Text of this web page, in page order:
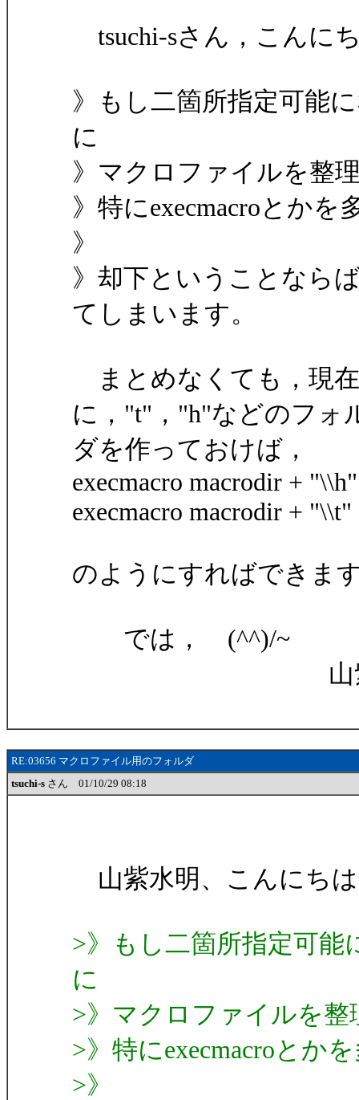
tsuchi-sさん，こんに
》もし二箇所指定可能
に
》マクロファイルを整
》特にexecmacroとか
》
》却下ということなら
てしまいます。
まとめなくても，現
に，"t"，"h"などのフォ
ダを作っておけば，
execmacro macrodir +
execmacro macrodir +
のようにすればできま
では， (^^)/~
山紫水
RE:03656 マクロファイル用のフォルダ
tsuchi-s さん 01/10/29 08:18
山紫水明、こんにちは
>》もし二箇所指定可
に
>》マクロファイルを
>》特にexecmacroとか
>》